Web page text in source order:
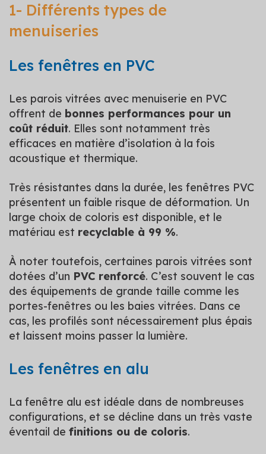
1- Différents types de
menuiseries
Les fenêtres en PVC
Les parois vitrées avec menuiserie en PVC
offrent de bonnes performances pour un
coût réduit. Elles sont notamment très
efficaces en matière d’isolation à la fois
acoustique et thermique.
Très résistantes dans la durée, les fenêtres PVC
présentent un faible risque de déformation. Un
large choix de coloris est disponible, et le
matériau est recyclable à 99 %.
À noter toutefois, certaines parois vitrées sont
dotées d’un PVC renforcé. C’est souvent le cas
des équipements de grande taille comme les
portes-fenêtres ou les baies vitrées. Dans ce
cas, les profilés sont nécessairement plus épais
et laissent moins passer la lumière.
Les fenêtres en alu
La fenêtre alu est idéale dans de nombreuses
configurations, et se décline dans un très vaste
éventail de finitions ou de coloris.